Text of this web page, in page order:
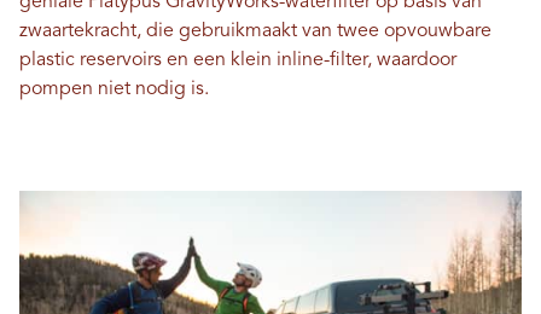
zwaartekracht, die gebruikmaakt van twee opvouwbare
plastic reservoirs en een klein inline-filter, waardoor
pompen niet nodig is.